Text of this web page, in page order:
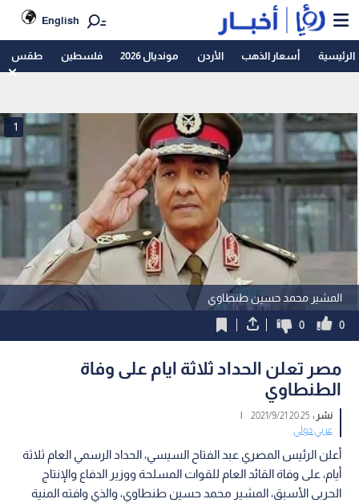
English
الرئيسية أسعار الذهب الأردن مونديال 2026 فلسطين طقس
المشير محمد حسين طنطاوي
1
0
0
مصر تعلن الحداد ثلاثة ايام على وفاة
الطنطاوي
نشر :20:25 2021/9/21
|
عربي دولي
أعلن الرئيس المصري عبد الفتاح السيسي، الحداد الرسمي العام ثلاثة
أيام، على وفاة القائد العام للقوات المسلحة ووزير الدفاع والإنتاج
الحربى الأسبق، المشير محمد حسين طنطاوي، والذي وافته المنية